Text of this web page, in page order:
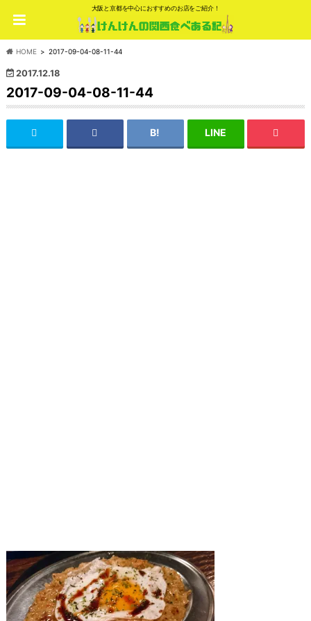
大阪と京都を中心におすすめのお店をご紹介！
HOME 2017-09-04-08-11-44
2017.12.18
2017-09-04-08-11-44